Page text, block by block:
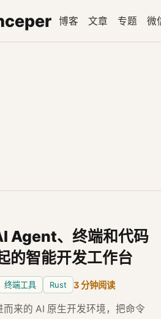
博客 文章 专题 微
Agent、终端和代码
的智能开发工作台
终端工具 Rust 3 分钟阅读
来的 AI 原生开发环境，把命令